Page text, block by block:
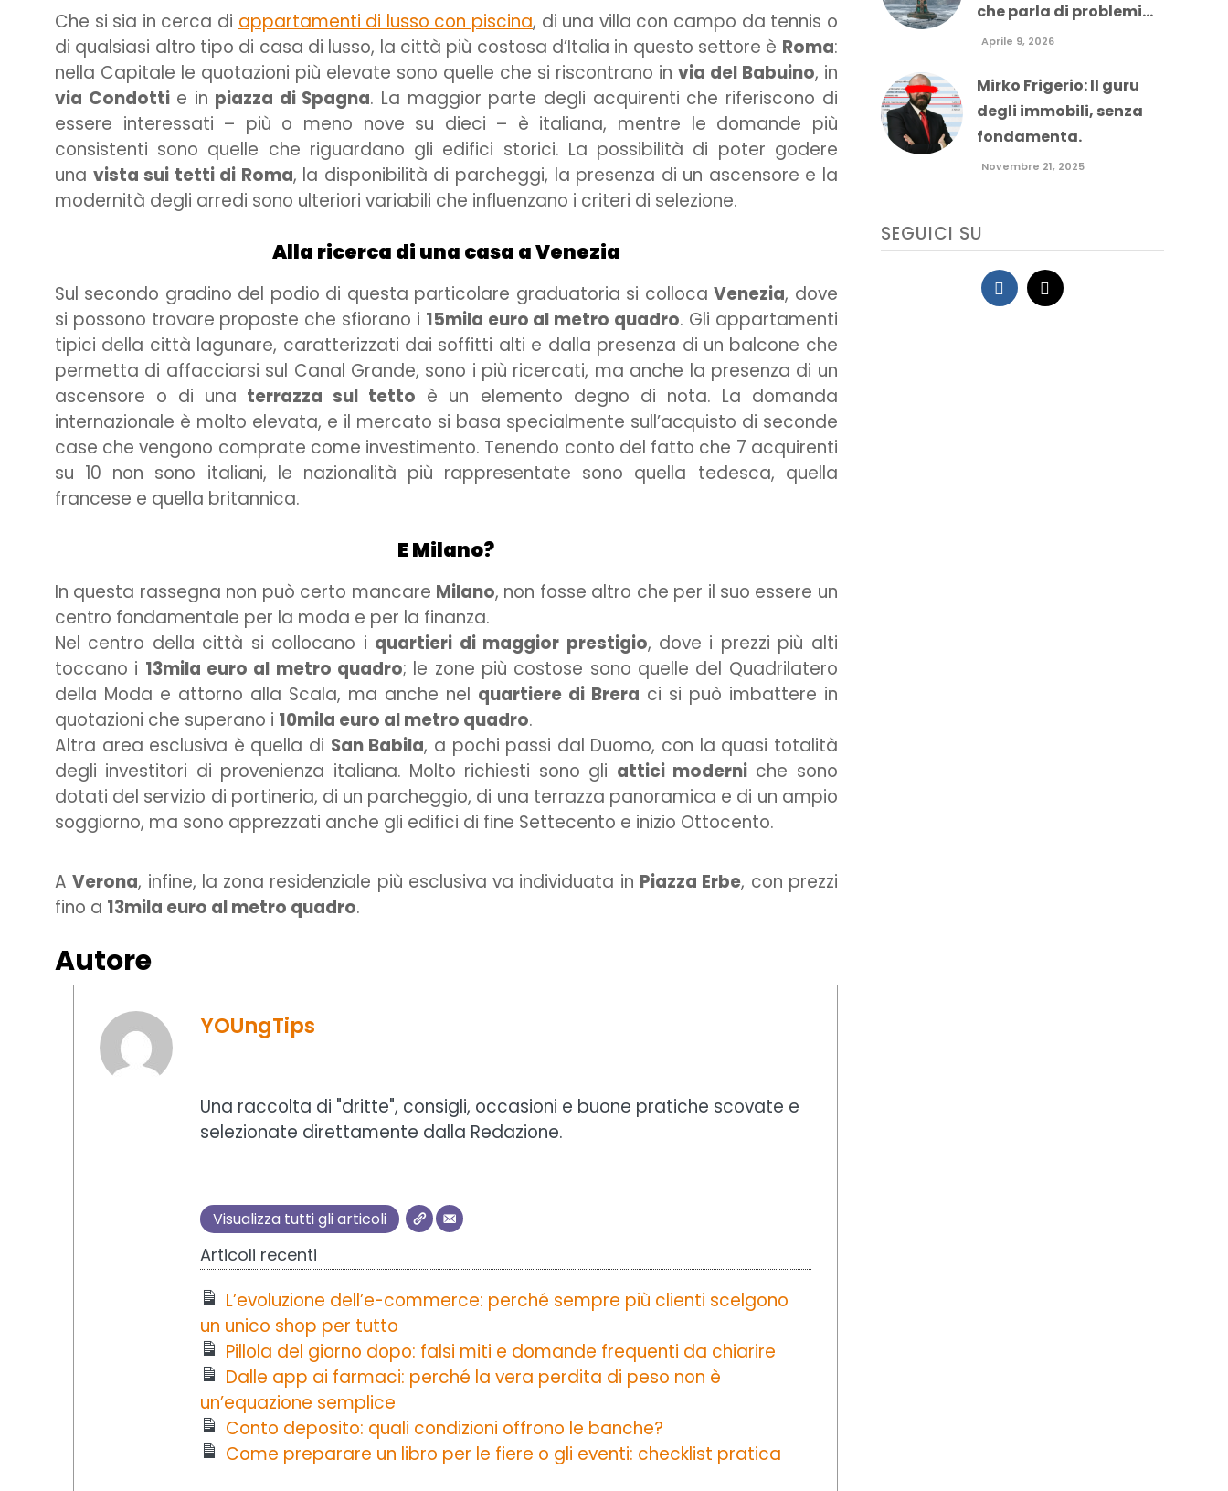
Che si sia in cerca di appartamenti di lusso con piscina, di una villa con campo da tennis o
di qualsiasi altro tipo di casa di lusso, la città più costosa d’Italia in questo settore è Roma:
nella Capitale le quotazioni più elevate sono quelle che si riscontrano in via del Babuino, in
via Condottie in piazza di Spagna. La maggior parte degli acquirenti che riferiscono di
essere interessati – più o meno nove su dieci – è italiana, mentre le domande più
consistenti sono quelle che riguardano gli edifici storici. La possibilità di poter godere
una vista sui tetti di Roma, la disponibilità di parcheggi, la presenza di un ascensore e la
modernità degli arredi sono ulteriori variabili che influenzano i criteri di selezione.
Alla ricerca di una casa a Venezia
Sul secondo gradino del podio di questa particolare graduatoria si collocaVenezia, dove
si possono trovare proposte che sfiorano i 15mila euro al metro quadro. Gli appartamenti
tipici della città lagunare, caratterizzati dai soffitti alti e dalla presenza di un balcone che
permetta di affacciarsi sul Canal Grande, sono i più ricercati, ma anche la presenza di un
ascensore o di una terrazza sul tetto è un elemento degno di nota. La domanda
internazionale è molto elevata, e il mercato si basa specialmente sull’acquisto di seconde
case che vengono comprate come investimento. Tenendo conto del fatto che 7 acquirenti
su 10 non sono italiani, le nazionalità più rappresentate sono quella tedesca, quella
francese e quella britannica.
E Milano?
In questa rassegna non può certo mancare Milano, non fosse altro che per il suo essere un
centro fondamentale per la moda e per la finanza.
Nel centro della città si collocano i quartieri di maggior prestigio, dove i prezzi più alti
toccano i 13mila euro al metro quadro; le zone più costose sono quelle del Quadrilatero
della Moda e attorno alla Scala, ma anche nel quartiere di Brera ci si può imbattere in
quotazioni che superano i 10mila euro al metro quadro.
Altra area esclusiva è quella di San Babila, a pochi passi dal Duomo, con la quasi totalità
degli investitori di provenienza italiana. Molto richiesti sono gli attici moderni che sono
dotati del servizio di portineria, di un parcheggio, di una terrazza panoramica e di un ampio
soggiorno, ma sono apprezzati anche gli edifici di fine Settecento e inizio Ottocento.
AVerona, infine, la zona residenziale più esclusiva va individuata in Piazza Erbe, con prezzi
fino a 13mila euro al metro quadro.
Autore
YOUngTips
Una raccolta di "dritte", consigli, occasioni e buone pratiche scovate e
selezionate direttamente dalla Redazione.
Visualizza tutti gli articoli
Articoli recenti
L’evoluzione dell’e-commerce: perché sempre più clienti scelgono
un unico shop per tutto
Pillola del giorno dopo: falsi miti e domande frequenti da chiarire
Dalle app ai farmaci: perché la vera perdita di peso non è
un’equazione semplice
Conto deposito: quali condizioni offrono le banche?
Come preparare un libro per le fiere o gli eventi: checklist pratica
che parla di problemi...
Aprile 9, 2026
Mirko Frigerio: Il guru
degli immobili, senza
fondamenta.
Novembre 21, 2025
SEGUICI SU